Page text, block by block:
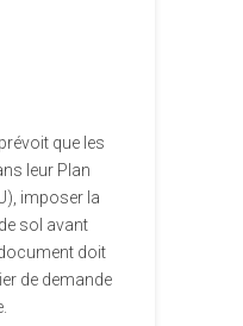
prévoit que les
leur Plan
imposer la
sol avant
doit
de demande